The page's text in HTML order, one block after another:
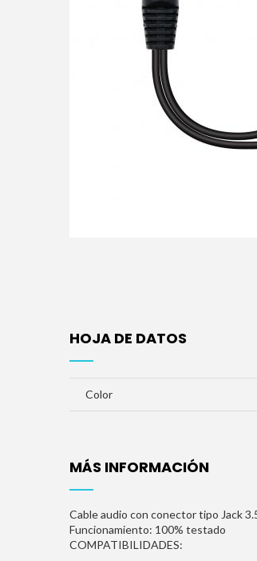
HOJA DE DATOS
Color
MÁS INFORMACIÓN
Cable audio con conector tipo Jack
Funcionamiento: 100% testado
COMPATIBILIDADES: